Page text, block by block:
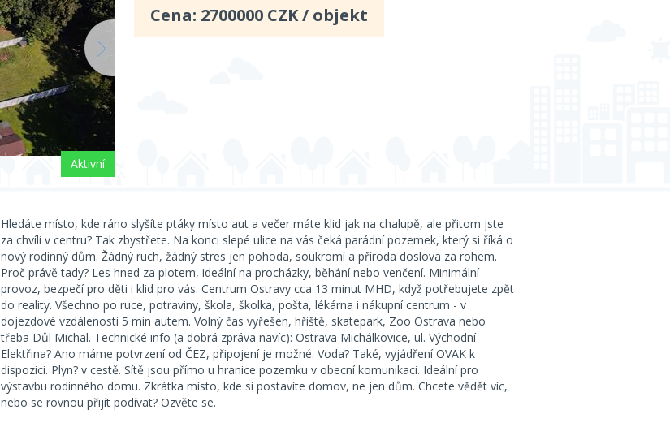
Aktivní
Cena: 2700000 CZK / objekt
Hledáte místo, kde ráno slyšíte ptáky místo aut a večer máte klid jak na chalupě, ale přitom jste
za chvíli v centru? Tak zbystřete. Na konci slepé ulice na vás čeká parádní pozemek, který si říká o
nový rodinný dům. Žádný ruch, žádný stres jen pohoda, soukromí a příroda doslova za rohem.
Proč právě tady? Les hned za plotem, ideální na procházky, běhání nebo venčení. Minimální
provoz, bezpečí pro děti i klid pro vás. Centrum Ostravy cca 13 minut MHD, když potřebujete zpět
do reality. Všechno po ruce, potraviny, škola, školka, pošta, lékárna i nákupní centrum - v
dojezdové vzdálenosti 5 min autem. Volný čas vyřešen, hřiště, skatepark, Zoo Ostrava nebo
třeba Důl Michal. Technické info (a dobrá zpráva navíc): Ostrava Michálkovice, ul. Východní
Elektřina? Ano máme potvrzení od ČEZ, připojení je možné. Voda? Také, vyjádření OVAK k
dispozici. Plyn? v cestě. Sítě jsou přímo u hranice pozemku v obecní komunikaci. Ideální pro
výstavbu rodinného domu. Zkrátka místo, kde si postavíte domov, ne jen dům. Chcete vědět víc,
nebo se rovnou přijít podívat? Ozvěte se.